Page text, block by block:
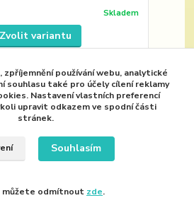
Skladem
Zvolit variantu
používání webu, analytické
souhlasu také pro účely cílení reklamy
Nastavení vlastních preferencí
upravit odkazem ve spodní části
stránek.
Souhlasím
můžete odmítnout zde.